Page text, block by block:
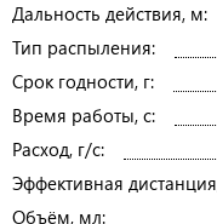
Дальность действия, м:
Тип распыления:
Срок годности, г:
Время работы, с:
Расход, г/с:
Эффективная
Объём, мл: